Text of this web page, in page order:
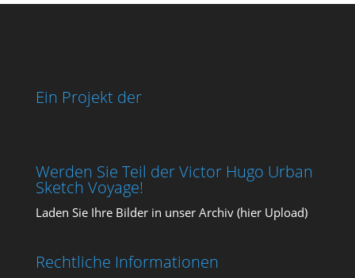
Ein Projekt der
Werden Sie Teil der Victor Hugo Urban
Sketch Voyage!
Laden Sie Ihre Bil­der in unser Archiv (hier Upload)
Rechtliche Informationen